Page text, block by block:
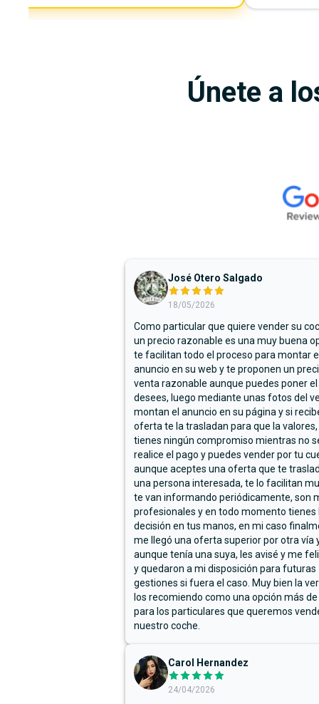
Únete a
José Otero Salgado
18/05/2026
Como particular que quiere vender su
un precio razonable es una muy buena
te facilitan todo el proceso para montar
anuncio en su web y te proponen un
venta razonable aunque puedes poner
desees, luego mediante unas fotos del
montan el anuncio en su página y si
oferta te la trasladan para que la
tienes ningún compromiso mientras no
realice el pago y puedes vender por tu
aunque aceptes una oferta que te
una persona interesada, te lo facilitan
te van informando periódicamente, son
profesionales y en todo momento tienes
decisión en tus manos, en mi caso
me llegó una oferta superior por otra vía
aunque tenía una suya, les avisé y me
y quedaron a mi disposición para futuras
gestiones si fuera el caso. Muy bien la
los recomiendo como una opción más
para los particulares que queremos
nuestro coche.
Carol Hernandez
24/04/2026